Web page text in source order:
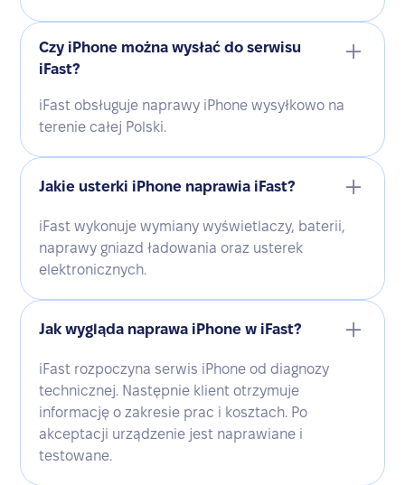
Czy iPhone można wysłać do serwisu
iFast?
iFast obsługuje naprawy iPhone wysyłkowo na
terenie całej Polski.
Jakie usterki iPhone naprawia iFast?
iFast wykonuje wymiany wyświetlaczy, baterii,
naprawy gniazd ładowania oraz usterek
elektronicznych.
Jak wygląda naprawa iPhone w iFast?
iFast rozpoczyna serwis iPhone od diagnozy
technicznej. Następnie klient otrzymuje
informację o zakresie prac i kosztach. Po
akceptacji urządzenie jest naprawiane i
testowane.